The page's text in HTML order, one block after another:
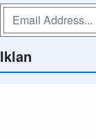
Iklan